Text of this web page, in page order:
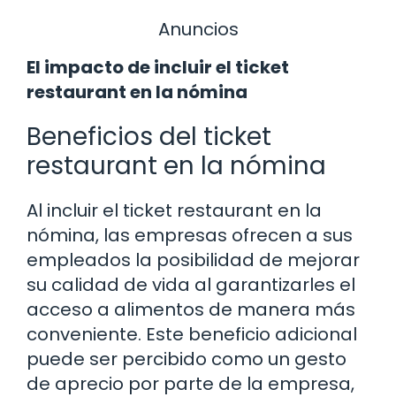
Anuncios
El impacto de incluir el ticket
restaurant en la nómina
Beneficios del ticket
restaurant en la nómina
Al incluir el ticket restaurant en la
nómina, las empresas ofrecen a sus
empleados la posibilidad de mejorar
su calidad de vida al garantizarles el
acceso a alimentos de manera más
conveniente. Este beneficio adicional
puede ser percibido como un gesto
de aprecio por parte de la empresa,